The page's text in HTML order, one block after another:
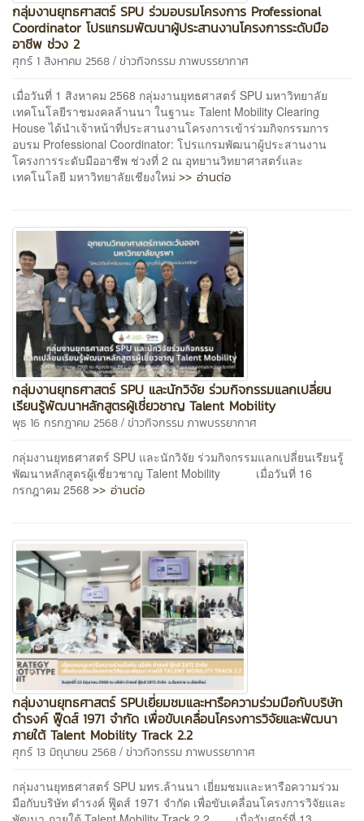
กลุ่มงานยุทธศาสตร์ SPU ร่วมอบรมโครงการ Professional
Coordinator โปรแกรมพัฒนาผู้ประสานงานโครงการระดับมือ
อาชีพ ช่วง 2
ศุกร์ 1 สิงหาคม 2568 / ข่าวกิจกรรมภาพบรรยากาศ
เมื่อวันที่ 1 สิงหาคม 2568 กลุ่มงานยุทธศาสตร์ SPU มหาวิทยาลัย
เทคโนโลยีราชมงคลล้านนา ในฐานะ Talent Mobility Clearing
House ได้นำเจ้าหน้าที่ประสานงานโครงการเข้าร่วมกิจกรรมการ
อบรม Professional Coordinator: โปรแกรมพัฒนาผู้ประสานงาน
โครงการระดับมืออาชีพ ช่วงที่ 2 ณ อุทยานวิทยาศาสตร์และ
เทคโนโลยี มหาวิทยาลัยเชียงใหม่ >> อ่านต่อ
กลุ่มงานยุทธศาสตร์ SPU และนักวิจัย ร่วมกิจกรรมแลกเปลี่ยน
เรียนรู้พัฒนาหลักสูตรผู้เชี่ยวชาญ Talent Mobility
พุธ 16 กรกฎาคม 2568 / ข่าวกิจกรรมภาพบรรยากาศ
กลุ่มงานยุทธศาสตร์ SPU และนักวิจัย ร่วมกิจกรรมแลกเปลี่ยนเรียนรู้
พัฒนาหลักสูตรผู้เชี่ยวชาญ Talent Mobility เมื่อวันที่ 16
กรกฎาคม 2568 >> อ่านต่อ
กลุ่มงานยุทธศาสตร์ SPUเยี่ยมชมและหารือความร่วมมือกับบริษัท
ดำรงค์ ฟู๊ดส์ 1971 จำกัด เพื่อขับเคลื่อนโครงการวิจัยและพัฒนา
ภายใต้ Talent Mobility Track 2.2
ศุกร์ 13 มิถุนายน 2568 / ข่าวกิจกรรมภาพบรรยากาศ
กลุ่มงานยุทธศาสตร์ SPU มทร.ล้านนา เยี่ยมชมและหารือความร่วม
มือกับบริษัท ดำรงค์ ฟู๊ดส์ 1971 จำกัด เพื่อขับเคลื่อนโครงการวิจัยและ